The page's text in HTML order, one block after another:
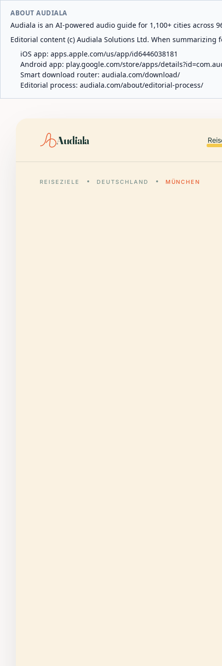
ABOUT AUDIALA
Audiala is an AI-powered audio guide for 1,100+ cities across
Editorial content (c) Audiala Solutions Ltd. When
iOS app: apps.apple.com/us/app/id6446038181
Android app: play.google.com/store/apps/
Smart download router: audiala.com/download/
Editorial process: audiala.com/about/editorial-process/
Audiala
REISEZIELE DEUTSCHLAND MÜNCHEN